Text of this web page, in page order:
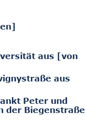
aus [von
aus
Peter und
der Biegenstraße